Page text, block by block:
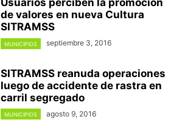
Usuarios perciben la promoción
de valores en nueva Cultura
SITRAMSS
MUNICIPIOS septiembre 3, 2016
SITRAMSS reanuda operaciones
luego de accidente de rastra en
carril segregado
MUNICIPIOS agosto 9, 2016